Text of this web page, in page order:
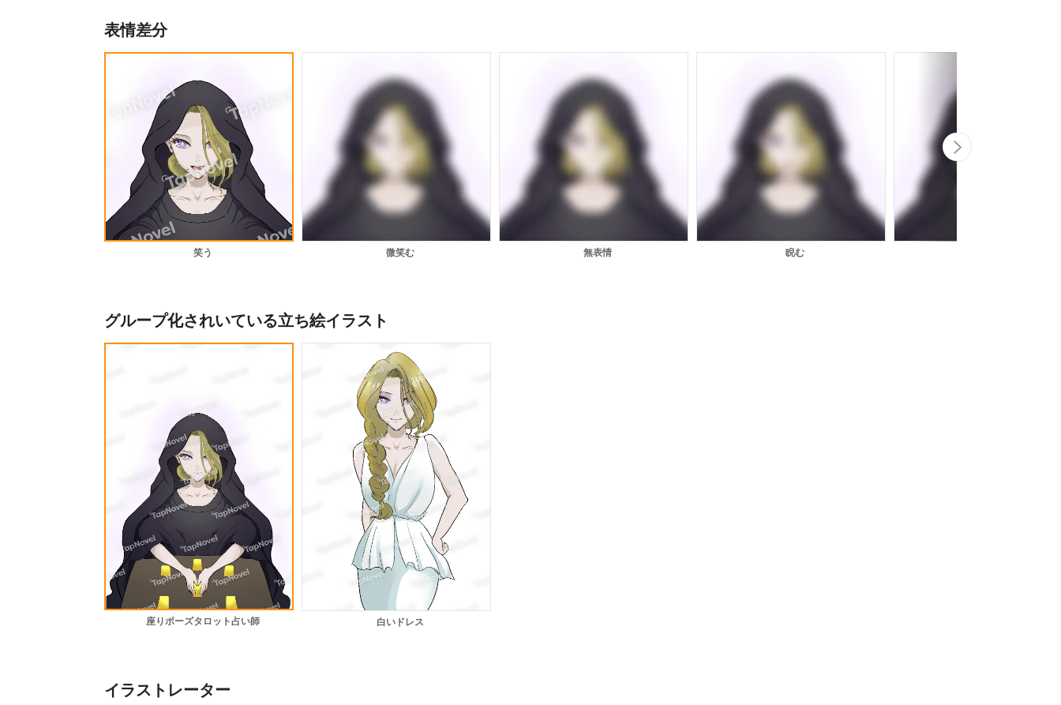
表情差分
笑う 微笑む 無表情 睨む
グループ化されいている立ち絵イラスト
座りポーズタロット占い師 白いドレス
イラストレーター